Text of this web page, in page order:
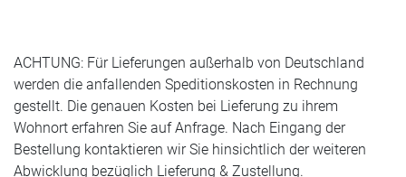
ACHTUNG: Für Lieferungen außerhalb von Deutschland
werden die anfallenden Speditionskosten in Rechnung
gestellt. Die genauen Kosten bei Lieferung zu ihrem
Wohnort erfahren Sie auf Anfrage. Nach Eingang der
Bestellung kontaktieren wir Sie hinsichtlich der weiteren
Abwicklung bezüglich Lieferung & Zustellung.